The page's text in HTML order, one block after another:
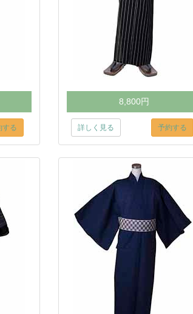
する
8,800円
詳しく見る 予約する